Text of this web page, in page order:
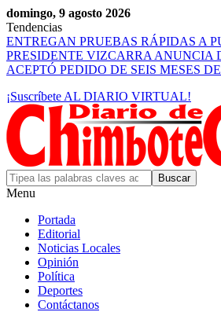
domingo, 9 agosto 2026
Tendencias
ENTREGAN PRUEBAS RÁPIDAS A
PRESIDENTE VIZCARRA ANUNCIA
ACEPTÓ PEDIDO DE SEIS MESES
¡Suscríbete AL DIARIO VIRTUAL!
Menu
Portada
Editorial
Noticias Locales
Opinión
Política
Deportes
Contáctanos